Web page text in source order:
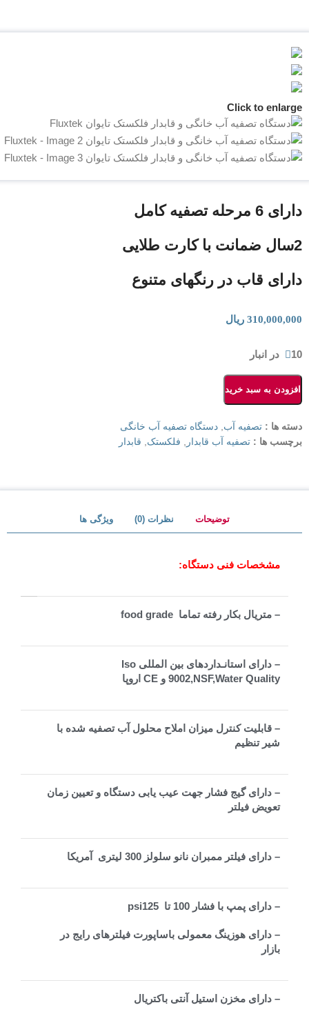
Click to enlarge
دارای 6 مرحله تصفیه کامل
2سال ضمانت با کارت طلایی
دارای قاب در رنگهای متنوع
310,000,000 ریال
10 در انبار
افزودن به سبد خرید
دسته ها : تصفیه آب دستگاه تصفیه آب خانگی
برچسب ها : تصفیه آب قابدار فلکستک قابدار
توضیحات نظرات (0) ویژگی ها
مشخصات فنی دستگاه:
– متریال بکار رفته تماما food grade
– دارای استانـداردهای بین المللی Iso
9002,NSF,Water Quality و CE اروپا
– قابلیت کنترل میزان املاح محلول آب تصفیه شده با
شیر تنظیم
– دارای گیج فشار جهت عیب یابی دستگاه و تعیین زمان
تعویض فیلتر
– دارای فیلتر ممبران نانو سلولز 300 لیتری آمریکا
– دارای پمپ با فشار 100 تا psi125
– دارای هوزینگ معمولی باساپورت فیلترهای رایج در
بازار
– دارای مخزن استیل آنتی باکتریال